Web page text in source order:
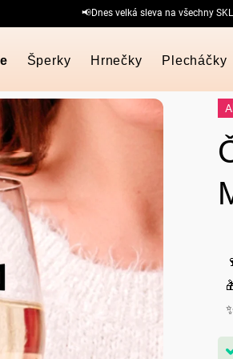
📢Dnes velká sleva na všechny
Šperky Hrnečky Plecháčky